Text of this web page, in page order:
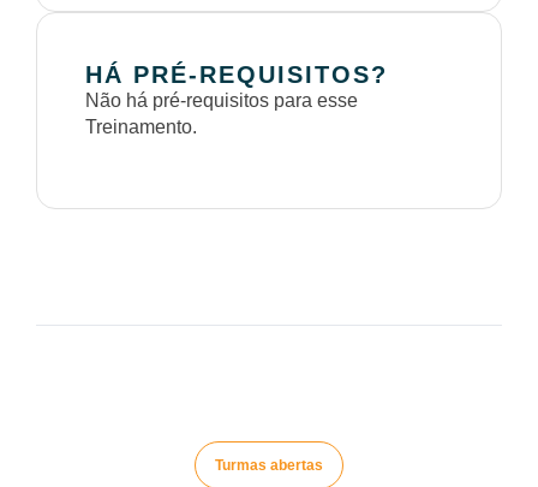
HÁ PRÉ-REQUISITOS?
Não há pré-requisitos para esse
Treinamento.
Turmas abertas